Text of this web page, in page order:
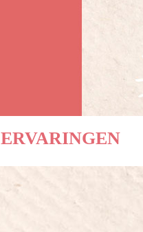
ERVARINGEN